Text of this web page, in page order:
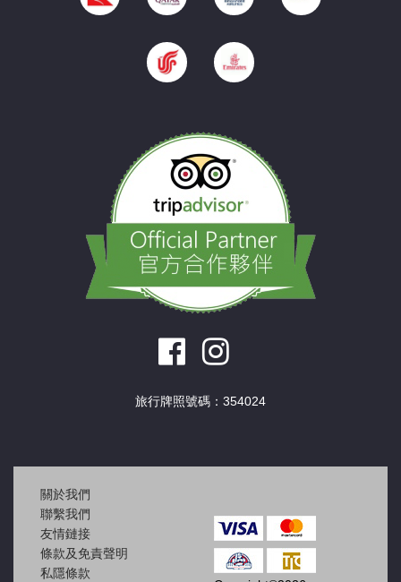
旅行牌照號碼：354024
關於我們
聯繫我們
友情鏈接
條款及免責聲明
私隱條款